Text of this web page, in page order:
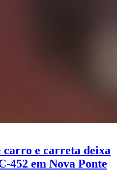
e carreta deixa
452 em Nova Ponte